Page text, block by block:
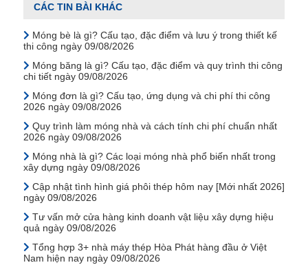
CÁC TIN BÀI KHÁC
Móng bè là gì? Cấu tạo, đặc điểm và lưu ý trong thiết kế
thi công ngày 09/08/2026
Móng băng là gì? Cấu tạo, đặc điểm và quy trình thi công
chi tiết ngày 09/08/2026
Móng đơn là gì? Cấu tạo, ứng dụng và chi phí thi công
2026 ngày 09/08/2026
Quy trình làm móng nhà và cách tính chi phí chuẩn nhất
2026 ngày 09/08/2026
Móng nhà là gì? Các loại móng nhà phổ biến nhất trong
xây dựng ngày 09/08/2026
Cập nhật tình hình giá phôi thép hôm nay [Mới nhất 2026]
ngày 09/08/2026
Tư vấn mở cửa hàng kinh doanh vật liệu xây dựng hiệu
quả ngày 09/08/2026
Tổng hợp 3+ nhà máy thép Hòa Phát hàng đầu ở Việt
Nam hiện nay ngày 09/08/2026